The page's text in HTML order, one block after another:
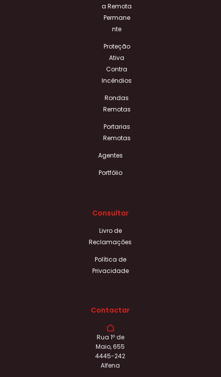
a Remota
Permane
nte
Proteção
Ativa
Contra
Incêndios
Rondas
Remotas
Portarias
Remotas
Agentes
Portfólio
Consultar
Livro de
Reclamações
Política de
Privacidade
Contactar
Rua 1º de
Maio, 655
4445-242
Alfena